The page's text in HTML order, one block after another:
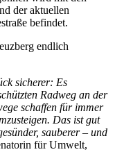
der aktuellen
befindet.
endlich
sicherer: Es
Radweg an der
schaffen für immer
Das ist gut
sauberer – und
für Umwelt,